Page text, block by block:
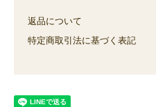
返品について
特定商取引法に基づく表記